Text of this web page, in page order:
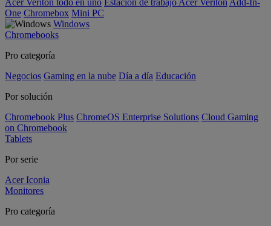
Acer Veriton todo en uno Estación de trabajo Acer Veriton Add-In-
One Chromebox Mini PC
Windows
Chromebooks
Pro categoría
Negocios Gaming en la nube Día a día Educación
Por solución
Chromebook Plus ChromeOS Enterprise Solutions Cloud Gaming
on Chromebook
Tablets
Por serie
Acer Iconia
Monitores
Pro categoría